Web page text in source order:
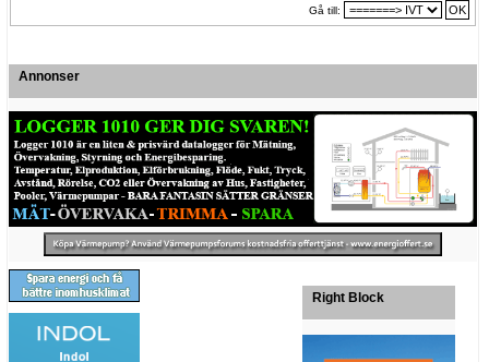
Gå till:
Annonser
Right Block